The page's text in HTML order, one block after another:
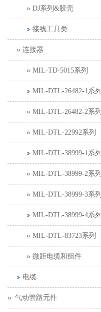
DJ系列&胶壳
接线工具类
连接器
MIL-TD-5015系列
MIL-DTL-26482-1系列
MIL-DTL-26482-2系列
MIL-DTL-22992系列
MIL-DTL-38999-1系列
MIL-DTL-38999-2系列
MIL-DTL-38999-3系列
MIL-DTL-38999-4系列
MIL-DTL-83723系列
微距电缆和组件
电缆
气动管路元件